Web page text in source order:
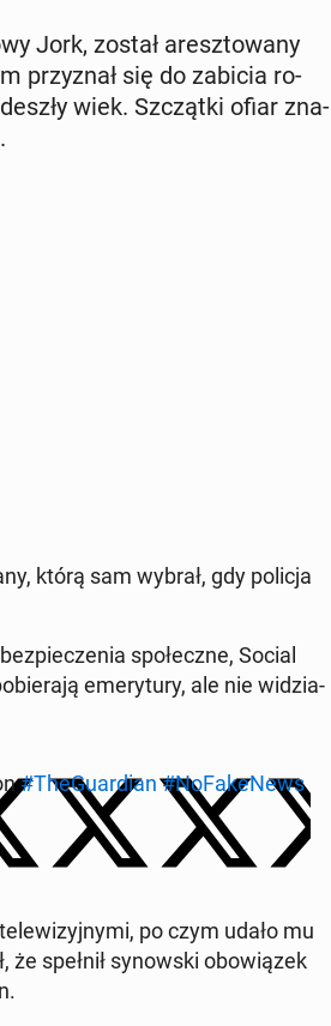
Jork, został aresz­to­wa­ny
przy­znał się do zabicia ro­
wiek. Szcząt­ki ofiar zna­
którą sam wybrał, gdy policja
spo­łecz­ne, Social
eme­ry­tu­ry, ale nie wi­dzia­
#The­Gu­ar­dian #No­Fa­ke­News
po czym udało mu
że spełnił sy­now­ski obo­wią­zek